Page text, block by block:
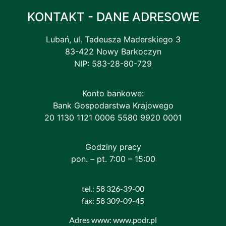
KONTAKT - DANE ADRESOWE
Lubań, ul. Tadeusza Maderskiego 3
83-422 Nowy Barkoczyn
NIP: 583-28-80-729
Konto bankowe:
Bank Gospodarstwa Krajowego
20 1130 1121 0006 5580 9920 0001
Godziny pracy
pon. – pt. 7:00 – 15:00
tel.: 58 326-39-00
fax: 58 309-09-45
Adres www: www.podr.pl